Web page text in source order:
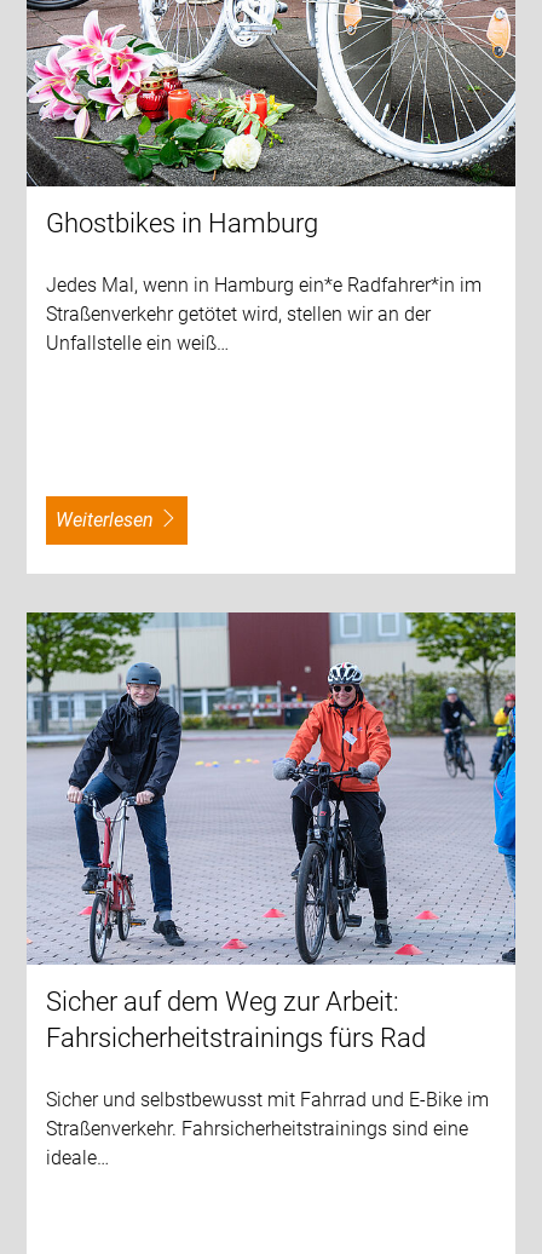
Ghostbikes in Hamburg
Jedes Mal, wenn in Hamburg ein*e Radfahrer*in im
Straßenverkehr getötet wird, stellen wir an der
Unfallstelle ein weiß…
weiterlesen
Sicher auf dem Weg zur Arbeit:
Fahrsicherheitstrainings fürs Rad
Sicher und selbstbewusst mit Fahrrad und E-Bike im
Straßenverkehr. Fahrsicherheitstrainings sind eine
ideale…